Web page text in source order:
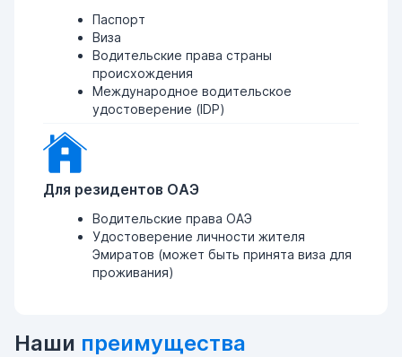
Паспорт
Виза
Водительские права страны
происхождения
Международное водительское
удостоверение (IDP)
Для резидентов ОАЭ
Водительские права ОАЭ
Удостоверение личности жителя
Эмиратов (может быть принята виза для
проживания)
Наши преимущества